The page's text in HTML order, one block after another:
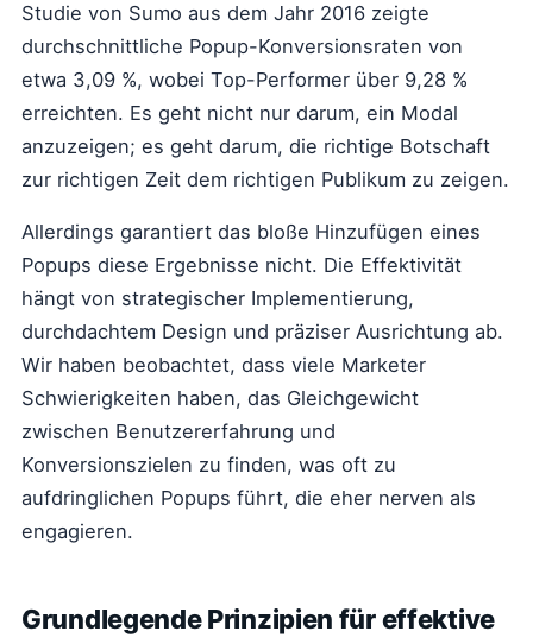
Studie von Sumo aus dem Jahr 2016 zeigte
durchschnittliche Popup-Konversionsraten von
etwa 3,09 %, wobei Top-Performer über 9,28 %
erreichten. Es geht nicht nur darum, ein Modal
anzuzeigen; es geht darum, die richtige Botschaft
zur richtigen Zeit dem richtigen Publikum zu zeigen.
Allerdings garantiert das bloße Hinzufügen eines
Popups diese Ergebnisse nicht. Die Effektivität
hängt von strategischer Implementierung,
durchdachtem Design und präziser Ausrichtung ab.
Wir haben beobachtet, dass viele Marketer
Schwierigkeiten haben, das Gleichgewicht
zwischen Benutzererfahrung und
Konversionszielen zu finden, was oft zu
aufdringlichen Popups führt, die eher nerven als
engagieren.
Grundlegende Prinzipien für effektive